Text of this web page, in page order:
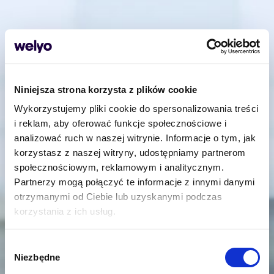
Niniejsza strona korzysta z plików cookie
Wykorzystujemy pliki cookie do spersonalizowania treści
i reklam, aby oferować funkcje społecznościowe i
analizować ruch w naszej witrynie. Informacje o tym, jak
korzystasz z naszej witryny, udostępniamy partnerom
społecznościowym, reklamowym i analitycznym.
Partnerzy mogą połączyć te informacje z innymi danymi
otrzymanymi od Ciebie lub uzyskanymi podczas
korzystania z ich usług.
zgody
Niezbędne